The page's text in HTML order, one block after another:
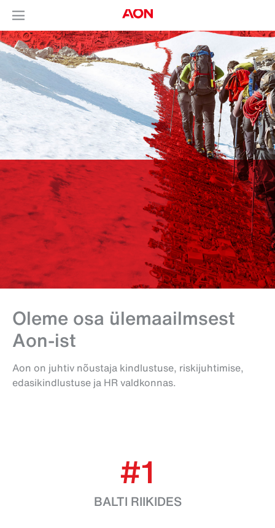
Oleme osa ülemaailmsest
Aon-ist
Aon on juhtiv nõustaja kindlustuse, riskijuhtimise,
edasikindlustuse ja HR valdkonnas.
#1
BALTI RIIKIDES